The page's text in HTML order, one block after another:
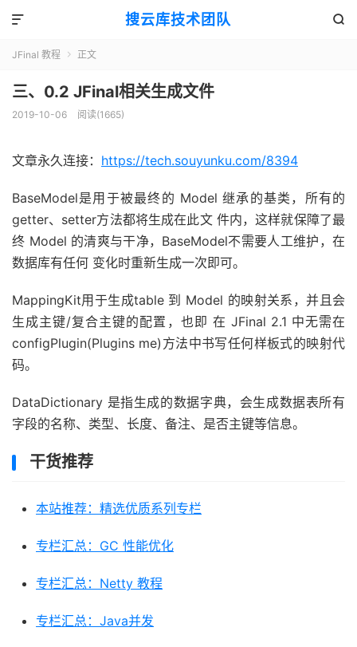
搜云库技术团队 

JFinal 教程  正文
三、0.2 JFinal相关生成文件
2019-10-06 阅读(1665)
文章永久连接： https://tech.souyunku.com/8394
BaseModel是用于被最终的 Model 继承的基类，所有的
getter、setter方法都将生成在此文 件内，这样就保障了最
终 Model 的清爽与干净，BaseModel不需要人工维护，在
数据库有任何 变化时重新生成一次即可。
MappingKit用于生成table 到 Model 的映射关系，并且会
生成主键/复合主键的配置，也即 在 JFinal 2.1 中无需在
configPlugin(Plugins me)方法中书写任何样板式的映射代
码。
DataDictionary 是指生成的数据字典，会生成数据表所有
字段的名称、类型、长度、备注、是否主键等信息。
干货推荐
本站推荐：精选优质系列专栏
专栏汇总：GC 性能优化
专栏汇总：Netty 教程
专栏汇总：Java并发